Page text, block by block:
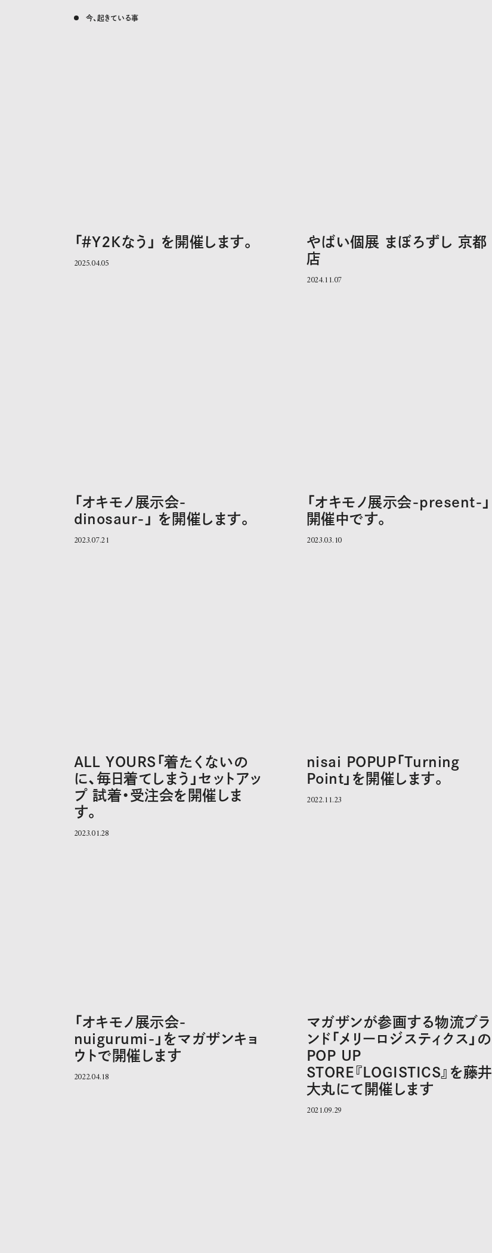
今、起きている事
「＃Y2Kなう」 を開催します。
2025.04.05
やばい個展 まぼろずし 京都
店
2024.11.07
「オキモノ展示会-
dinosaur-」 を開催します。
2023.07.21
「オキモノ展示会-present-」
開催中です。
2023.03.10
ALL YOURS「着たくないの
に、毎日着てしまう」セットアッ
プ 試着・受注会を開催しま
す。
2023.01.28
nisai POPUP「Turning
Point」を開催します。
2022.11.23
「オキモノ展示会-
nuigurumi-」をマガザンキョ
ウトで開催します
2022.04.18
マガザンが参画する物流ブラ
ンド「メリーロジスティクス」の
POP UP
STORE『LOGISTICS』を藤井
大丸にて開催します
2021.09.29